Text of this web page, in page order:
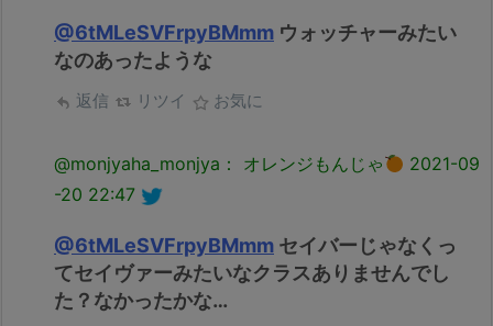
@6tMLeSVFrpyBMmm ウォッチャーみたい
なのあったような
返信 リツイ お気に
@monjyaha_monjya： オレンジもんじゃ
2021-09
-20 22:47
@6tMLeSVFrpyBMmm セイバーじゃなくっ
てセイヴァーみたいなクラスありませんでし
た？なかったかな…